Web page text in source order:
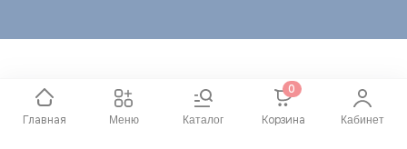
Главная Меню Каталог
0
Корзина Кабинет